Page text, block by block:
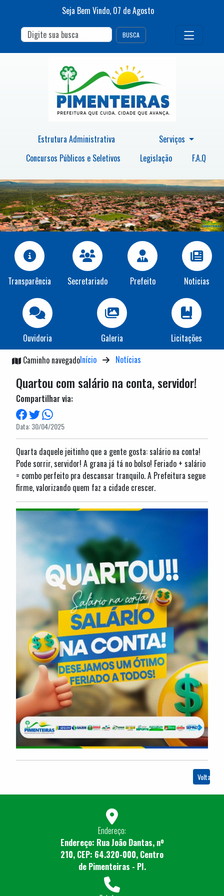
Seja Bem Vindo, 07 deAgosto
BUSCA
Estrutura Administrativa
Serviços
Concursos Públicos e Seletivos
Legislação F.A.Q
Transparência Secretariado Prefeito Noticias
Ouvidoria Galeria
Licitações
Caminho navegadoInício Notícias
Quartou com salário na conta, servidor!
Compartilhar via:
Data: 30/04/2025
Quarta daquele jeitinho que a gente gosta: salário na conta!
Pode sorrir, servidor! A grana já tá no bolso! Feriado + salário
= combo perfeito pra descansar tranquilo. A Prefeitura segue
firme, valorizando quem faz a cidade crescer.
Voltar
Endereço:
Endereço: Rua João Dantas, nº
210, CEP: 64.320-000, Centro
de Pimenteiras - PI.